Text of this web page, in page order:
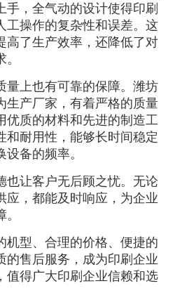
手，全气动的设计使得印刷
工操作的复杂性和误差。这
高了生产效率，还降低了对
量上也有可靠的保障。潍坊
生产厂家，有着严格的质量
优质的材料和先进的制造工
和耐用性，能够长时间稳定
备的频率。
也让客户无后顾之忧。无论
应，都能及时响应，为企业
机型、合理的价格、便捷的
的售后服务，成为印刷企业
值得广大印刷企业信赖和选